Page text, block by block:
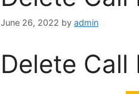
June 26, 2022 by admin
Delete Call